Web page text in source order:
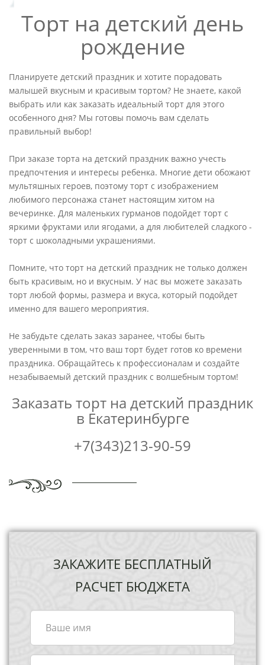
Торт на детский день
рождение
Планируете детский праздник и хотите порадовать
малышей вкусным и красивым тортом? Не знаете, какой
выбрать или как заказать идеальный торт для этого
особенного дня? Мы готовы помочь вам сделать
правильный выбор!
При заказе торта на детский праздник важно учесть
предпочтения и интересы ребенка. Многие дети обожают
мультяшных героев, поэтому торт с изображением
любимого персонажа станет настоящим хитом на
вечеринке. Для маленьких гурманов подойдет торт с
яркими фруктами или ягодами, а для любителей сладкого -
торт с шоколадными украшениями.
Помните, что торт на детский праздник не только должен
быть красивым, но и вкусным. У нас вы можете заказать
торт любой формы, размера и вкуса, который подойдет
именно для вашего мероприятия.
Не забудьте сделать заказ заранее, чтобы быть
уверенными в том, что ваш торт будет готов ко времени
праздника. Обращайтесь к профессионалам и создайте
незабываемый детский праздник с волшебным тортом!
Заказать торт на детский праздник
в Екатеринбурге
+7(343)213-90-59
ЗАКАЖИТЕ БЕСПЛАТНЫЙ
РАСЧЕТ БЮДЖЕТА